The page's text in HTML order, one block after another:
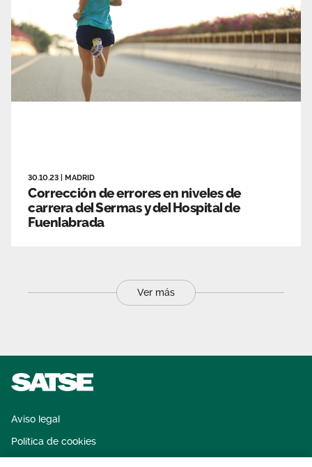
30.10.23 MADRID
Corrección de errores en niveles de
carrera del Sermas y del Hospital de
Fuenlabrada
Ver más
Aviso legal
Política de cookies